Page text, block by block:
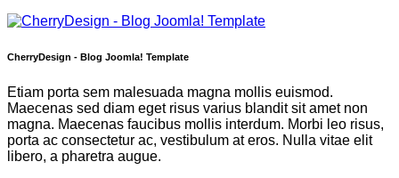
CherryDesign - Blog Joomla! Template
Etiam porta sem malesuada magna mollis euismod.
Maecenas sed diam eget risus varius blandit sit amet non
magna. Maecenas faucibus mollis interdum. Morbi leo risus,
porta ac consectetur ac, vestibulum at eros. Nulla vitae elit
libero, a pharetra augue.